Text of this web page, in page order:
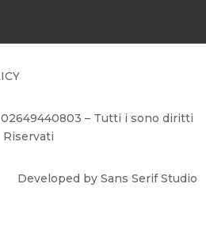
– Tutti i sono diritti
Riservati
Developed by Sans Serif Studio